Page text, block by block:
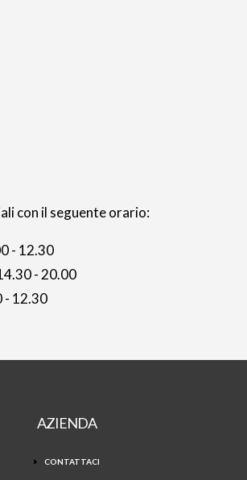
con il seguente orario:
- 12.30
- 20.00
- 12.30
AZIENDA
CONTATTACI